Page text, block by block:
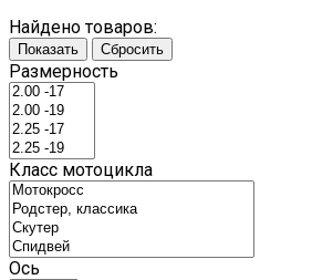
Найдено товаров:
Показать Сбросить
Размерность
Класс мотоцикла
Ось